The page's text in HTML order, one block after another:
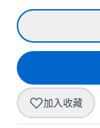
加入收藏